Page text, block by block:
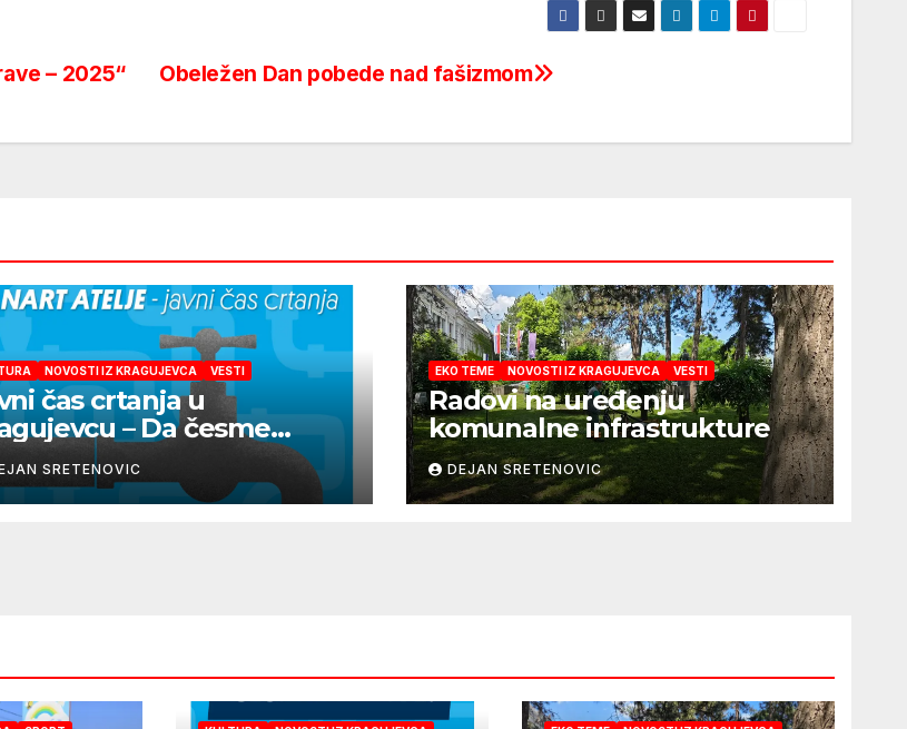
Obeležen Dan pobede nad fašizmom
– 2025“
NOVOSTI IZ KRAGUJEVCA VESTI
čas crtanja u
– Da česme
SRETENOVIC
EKO TEME NOVOSTI IZ KRAGUJEVCA VESTI
Radovi na uređenju
komunalne infrastrukture
DEJAN SRETENOVIC